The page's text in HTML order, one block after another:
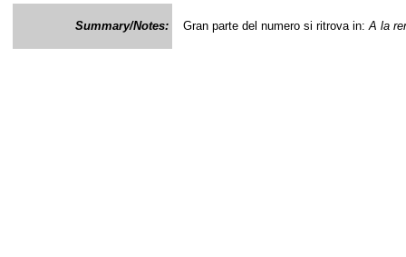
Summary/Notes: Gran parte del numero si ritrova in:A la